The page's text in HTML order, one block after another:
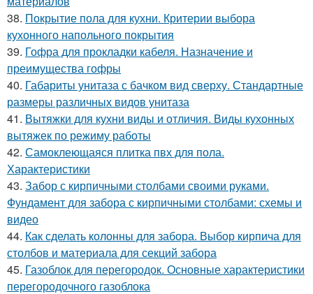
38. Покрытие пола для кухни. Критерии выбора
кухонного напольного покрытия
39. Гофра для прокладки кабеля. Назначение и
преимущества гофры
40. Габариты унитаза с бачком вид сверху. Стандартные
размеры различных видов унитаза
41. Вытяжки для кухни виды и отличия. Виды кухонных
вытяжек по режиму работы
42. Самоклеющаяся плитка пвх для пола.
Характеристики
43. Забор с кирпичными столбами своими руками.
Фундамент для забора с кирпичными столбами: схемы и
видео
44. Как сделать колонны для забора. Выбор кирпича для
столбов и материала для секций забора
45. Газоблок для перегородок. Основные характеристики
перегородочного газоблока